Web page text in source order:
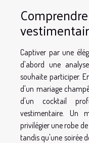
Captiver par une
d'abord une
souhaite participer.
d'un mariage
d'un cocktail
vestimentaire. Un
privilégier une robe
tandis qu'une soirée